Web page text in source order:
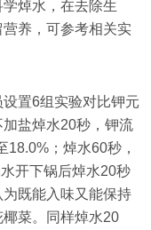
焯水，在去除生
养，可参考相关实
置6组实验对比钾元
盐焯水20秒，钾流
；焯水60秒，
开下锅后焯水20秒
既能入味又能保持
菜。同样焯水20